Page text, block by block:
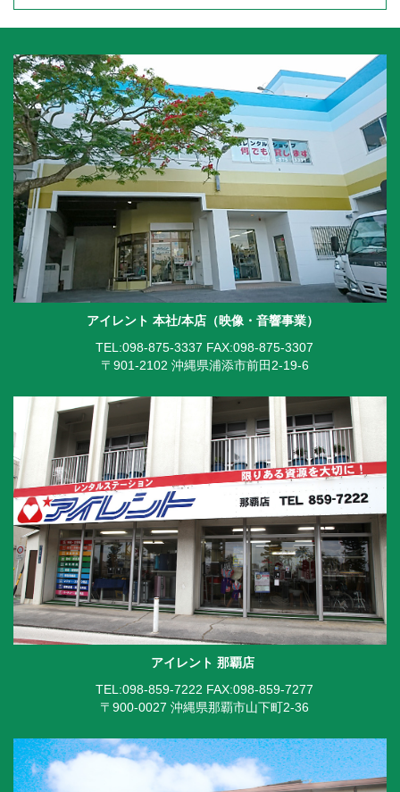
アイレント 本社/本店（映像・音響事業）
TEL:098-875-3337 FAX:098-875-3307
〒901-2102 沖縄県浦添市前田2-19-6
アイレント 那覇店
TEL:098-859-7222 FAX:098-859-7277
〒900-0027 沖縄県那覇市山下町2-36